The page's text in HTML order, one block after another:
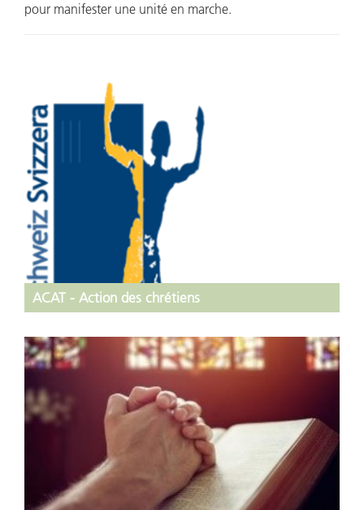
pour manifester une unité en marche.
ACAT - Action des chrétiens